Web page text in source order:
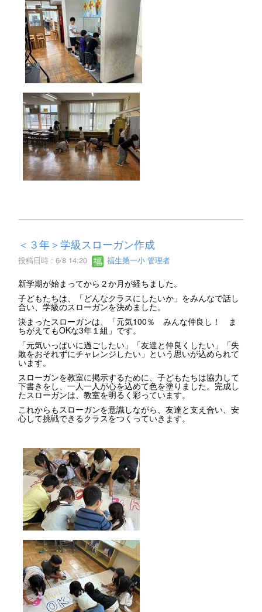
＜３年＞学級スローガン作成
投稿日時 : 6/8 14:20 福生第一小 管理者
新学期が始まってから２か月が経ちました。
子どもたちは、「どんなクラスにしたいか」をみんなで話し
合い、学級のスローガンを決めました。
決まったスローガンは、「元気100％ みんな仲良し！ ま
ちがえてもOKな3年１組」です。
「元気いっぱいに過ごしたい」「友達と仲良くしたい」「失
敗をおそれずにチャレンジしたい」という思いが込められて
います。
スローガンを教室に掲示するために、子どもたちは協力して
下書きをし、一人一人が心を込めて色を塗りました。完成し
たスローガンは、教室を明るく彩っています。
これからもスローガンを意識しながら、友達と支え合い、安
心して挑戦できるクラスをつくっていきます。